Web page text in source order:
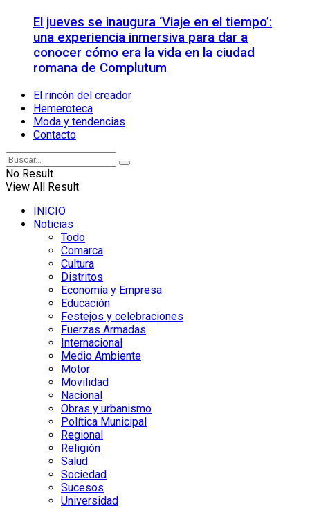
El jueves se inaugura ‘Viaje en el tiempo’:
una experiencia inmersiva para dar a
conocer cómo era la vida en la ciudad
romana de Complutum
El rincón del creador
Hemeroteca
Moda y tendencias
Contacto
No Result
View All Result
INICIO
Noticias
Todo
Comarca
Cultura
Distritos
Economía y Empresa
Educación
Festejos y celebraciones
Fuerzas Armadas
Internacional
Medio Ambiente
Motor
Movilidad
Nacional
Obras y urbanismo
Política Municipal
Regional
Religión
Salud
Sociedad
Sucesos
Universidad